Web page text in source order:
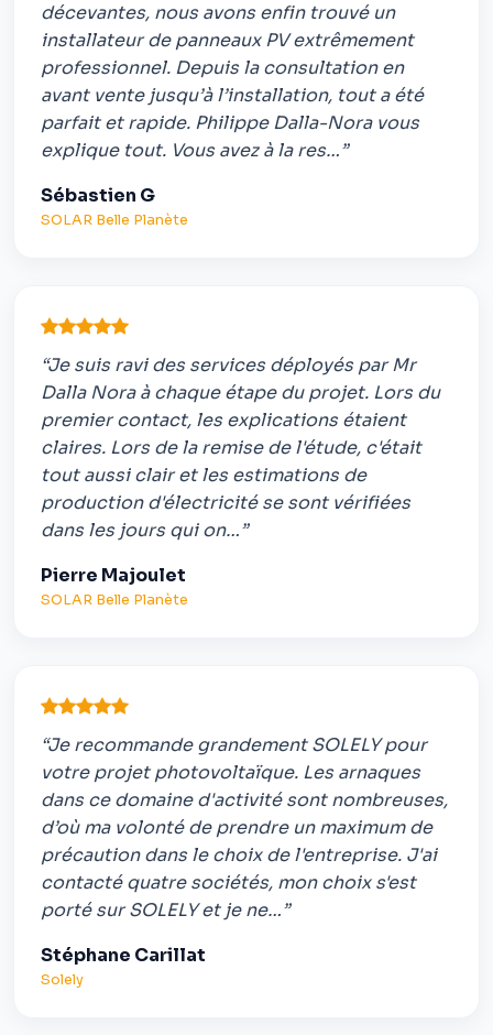
décevantes, nous avons enfin trouvé un
installateur de panneaux PV extrêmement
professionnel. Depuis la consultation en
avant vente jusqu’à l’installation, tout a été
parfait et rapide. Philippe Dalla-Nora vous
explique tout. Vous avez à la res…”
Sébastien G
SOLAR Belle Planète
“Je suis ravi des services déployés par Mr
Dalla Nora à chaque étape du projet. Lors du
premier contact, les explications étaient
claires. Lors de la remise de l'étude, c'était
tout aussi clair et les estimations de
production d'électricité se sont vérifiées
dans les jours qui on…”
Pierre Majoulet
SOLAR Belle Planète
“Je recommande grandement SOLELY pour
votre projet photovoltaïque. Les arnaques
dans ce domaine d'activité sont nombreuses,
d’où ma volonté de prendre un maximum de
précaution dans le choix de l'entreprise. J'ai
contacté quatre sociétés, mon choix s'est
porté sur SOLELY et je ne…”
Stéphane Carillat
Solely